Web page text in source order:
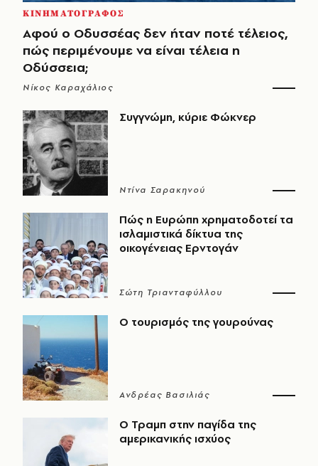
ΚΙΝΗΜΑΤΟΓΡΑΦΟΣ
Αφού ο Οδυσσέας δεν ήταν ποτέ τέλειος,
πώς περιμένουμε να είναι τέλεια η
Οδύσσεια;
Νίκος Καραχάλιος
Συγγνώμη, κύριε Φώκνερ
Ντίνα Σαρακηνού
Πώς η Ευρώπη χρηματοδοτεί τα
ισλαμιστικά δίκτυα της
οικογένειας Ερντογάν
Σώτη Τριανταφύλλου
Ο τουρισμός της γουρούνας
Ανδρέας Βασιλιάς
Ο Τραμπ στην παγίδα της
αμερικανικής ισχύος